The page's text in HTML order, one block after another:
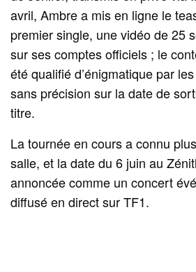
avril, Ambre a mis en ligne le
premier single, une vidéo de 25
sur ses comptes officiels ; le
été qualifié d’énigmatique par
sans précision sur la date de
titre.
La tournée en cours a connu
salle, et la date du 6 juin au
annoncée comme un concert
diffusé en direct sur TF1.